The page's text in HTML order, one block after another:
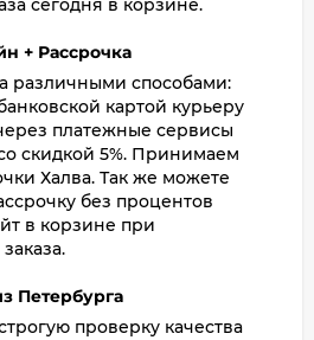
сегодня в корзине.
+ Рассрочка
различными способами:
картой курьеру
платежные сервисы
скидкой 5%. Принимаем
Халва. Так же можете
без процентов
в корзине при
Петербурга
проверку качества